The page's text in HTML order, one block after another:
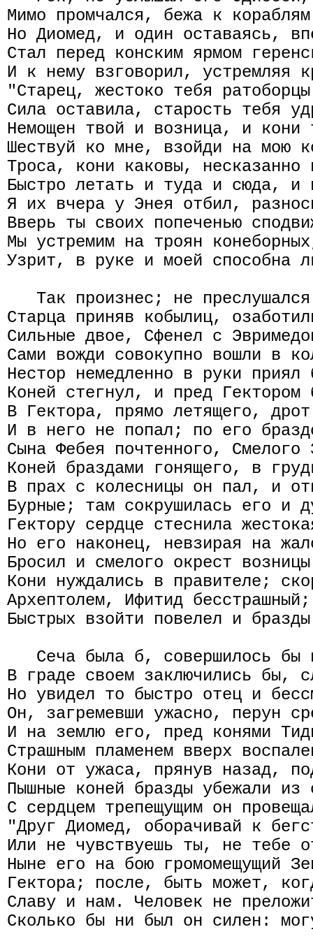
Мимо промчался, бежа к
Но Диомед, и один оставаясь,
Стал перед конским ярмом
И к нему взговорил, устремляя
"Старец, жестоко тебя
Сила оставила, старость тебя
Немощен твой и возница, и
Шествуй ко мне, взойди на
Троса, кони каковы,
Быстро летать и туда и сюда,
Я их вчера у Энея отбил,
Вверь ты своих попеченью
Мы устремим на троян
Узрит, в руке и моей способна
Так произнес; не
Старца приняв кобылиц,
Сильные двое, Сфенел с
Сами вожди совокупно вошли в
Нестор немедленно в руки
Коней стегнул, и пред
В Гектора, прямо летящего,
И в него не попал; по его
Сына Фебея почтенного,
Коней браздами гонящего, в
В прах с колесницы он пал, и
Бурные; там сокрушилась его и
Гектору сердце стеснила
Но его наконец, невзирая на
Бросил и смелого окрест
Кони нуждались в правителе;
Архептолем, Ифитид
Быстрых взойти повелел и
Сеча была б, совершилось
В граде своем заключились бы,
Но увидел то быстро отец и
Он, загремевши ужасно, перун
И на землю его, пред конями
Страшным пламенем вверх
Кони от ужаса, прянув назад,
Пышные коней бразды убежали
С сердцем трепещущим он
"Друг Диомед, оборачивай к
Или не чувствуешь ты, не
Ныне его на бою громомещущий
Гектора; после, быть может,
Славу и нам. Человек не
Сколько бы ни был он силен: